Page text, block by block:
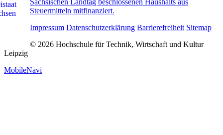
Sächsischen Landtag beschlossenen Haushalts aus
Steuermitteln mitfinanziert.
Impressum Datenschutzerklärung Barrierefreiheit Sitemap
© 2026 Hochschule für Technik, Wirtschaft und Kultur
Leipzig
MobileNavi